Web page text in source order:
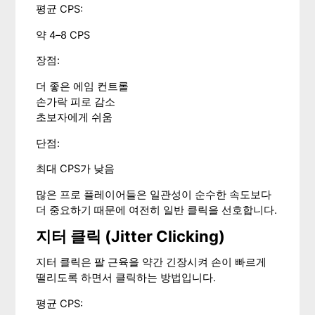
평균 CPS:
약 4–8 CPS
장점:
더 좋은 에임 컨트롤
손가락 피로 감소
초보자에게 쉬움
단점:
최대 CPS가 낮음
많은 프로 플레이어들은 일관성이 순수한 속도보다
더 중요하기 때문에 여전히 일반 클릭을 선호합니다.
지터 클릭 (Jitter Clicking)
지터 클릭은 팔 근육을 약간 긴장시켜 손이 빠르게
떨리도록 하면서 클릭하는 방법입니다.
평균 CPS: